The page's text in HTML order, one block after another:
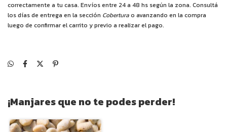
correctamente a tu casa. Envíos entre 24 a 48 hs según la zona. Consultá
los días de entrega en la sección Coberturao avanzando en la compra
luego de confirmar el carrito y previo a realizar el pago.
¡Manjares que no te podes perder!